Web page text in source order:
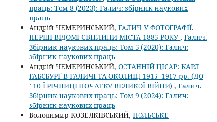
праць: Том 8 (2023): Галич: збірник наукових
праць
Андрій ЧЕМЕРИНСЬКИЙ, ГАЛИЧ У ФОТОГРАФІЇ.
ПЕРШІ ВІДОМІ СВІТЛИНИ МІСТА 1885 РОКУ, Галич.
Збірник наукових праць: Том 5 (2020): Галич:
збірник наукових праць
Андрій ЧЕМЕРИНСЬКИЙ, ОСТАННІЙ ЦІСАР: КАРЛ
ГАБСБУРҐ В ГАЛИЧІ ТА ОКОЛИЦІ 1915–1917 рр. (ДО
110-Ї РІЧНИЦІ ПОЧАТКУ ВЕЛИКОЇ ВІЙНИ) , Галич.
Збірник наукових праць: Том 9 (2024): Галич:
збірник наукових праць
Володимир КОЗЕЛКІВСЬКИЙ, ПОЛЬСЬКЕ